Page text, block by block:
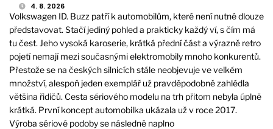
4. 8. 2026
Volkswagen ID. Buzz patří k automobilům, které není nutné dlouze
představovat. Stačí jediný pohled a prakticky každý ví, s čím má
tu čest. Jeho vysoká karoserie, krátká přední část a výrazně retro
pojetí nemají mezi současnými elektromobily mnoho konkurentů.
Přestože se na českých silnicích stále neobjevuje ve velkém
množství, alespoň jeden exemplář už pravděpodobně zahlédla
většina řidičů. Cesta sériového modelu na trh přitom nebyla úplně
krátká. První koncept automobilka ukázala už v roce 2017.
Výroba sériové podoby se následně naplno